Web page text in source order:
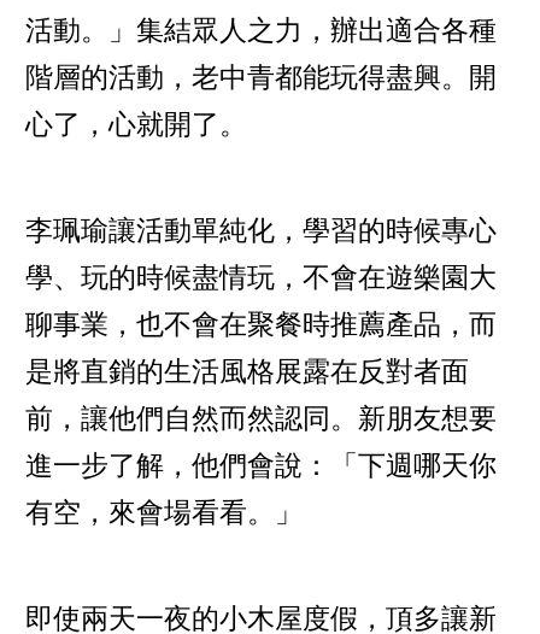
活動。」集結眾人之力，辦出適合各種
階層的活動，老中青都能玩得盡興。開
心了，心就開了。
李珮瑜讓活動單純化，學習的時候專心
學、玩的時候盡情玩，不會在遊樂園大
聊事業，也不會在聚餐時推薦產品，而
是將直銷的生活風格展露在反對者面
前，讓他們自然而然認同。新朋友想要
進一步了解，他們會說：「下週哪天你
有空，來會場看看。」
即使兩天一夜的小木屋度假，頂多讓新